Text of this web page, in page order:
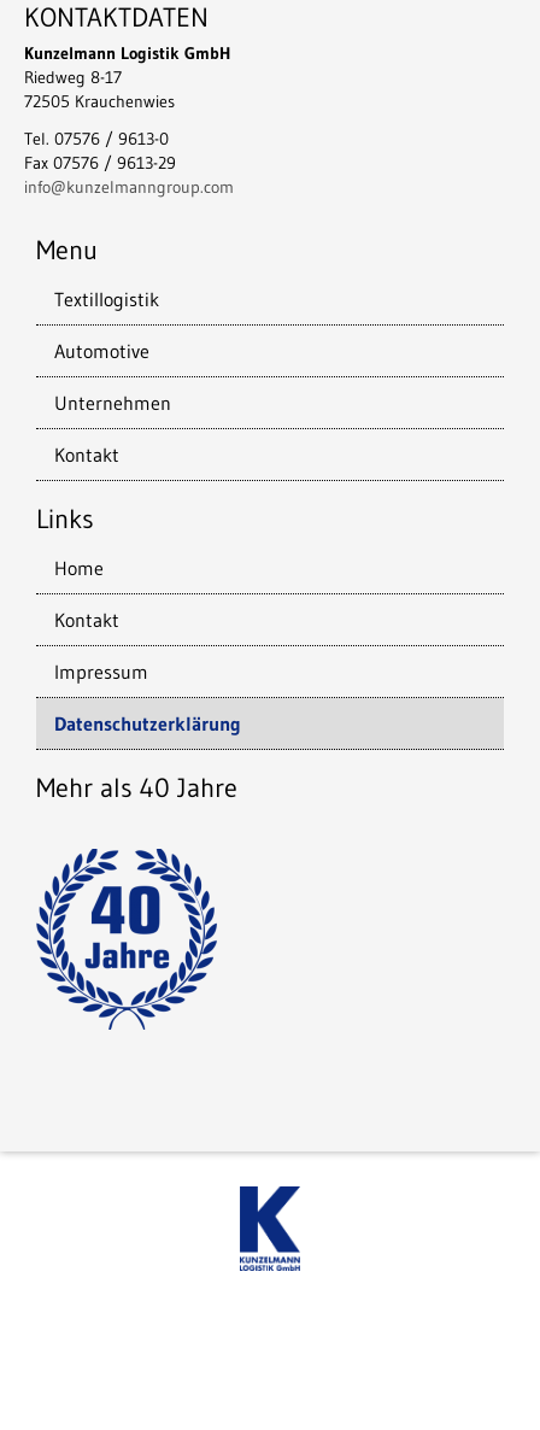
KONTAKTDATEN
Kunzelmann Logistik GmbH
Riedweg 8-17
72505 Krauchenwies
Tel. 07576 / 9613-0
Fax 07576 / 9613-29
info@kunzelmanngroup.com
Menu
Textillogistik
Automotive
Unternehmen
Kontakt
Links
Home
Kontakt
Impressum
Datenschutzerklärung
Mehr als 40 Jahre